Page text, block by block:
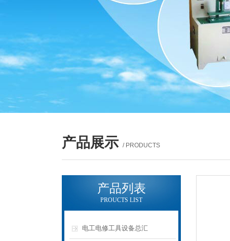
产品展示 / PRODUCTS
产品列表
PROUCTS LIST
电工电修工具设备总汇